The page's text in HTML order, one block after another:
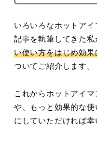
いろいろなホットア
記事を執筆してきた
い使い方をはじめ効
ついてご紹介します。
これからホットアイ
や、もっと効果的な
にしていただければ幸